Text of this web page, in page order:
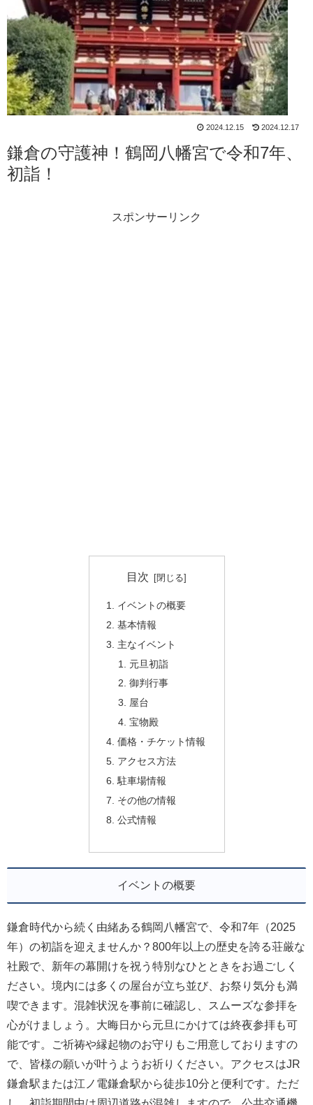
2024.12.15 2024.12.17
鎌倉の守護神！鶴岡八幡宮で令和7年、
初詣！
スポンサーリンク
目次
イベントの概要
基本情報
主なイベント
元旦初詣
御判行事
屋台
宝物殿
価格・チケット情報
アクセス方法
駐車場情報
その他の情報
公式情報
イベントの概要
鎌倉時代から続く由緒ある鶴岡八幡宮で、令和7年（2025
年）の初詣を迎えませんか？800年以上の歴史を誇る荘厳な
社殿で、新年の幕開けを祝う特別なひとときをお過ごしく
ださい。境内には多くの屋台が立ち並び、お祭り気分も満
喫できます。混雑状況を事前に確認し、スムーズな参拝を
心がけましょう。大晦日から元旦にかけては終夜参拝も可
能です。ご祈祷や縁起物のお守りもご用意しておりますの
で、皆様の願いが叶うようお祈りください。アクセスはJR
鎌倉駅または江ノ電鎌倉駅から徒歩10分と便利です。ただ